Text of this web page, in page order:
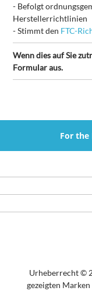
- Befolgt
Herstellerrichtlinien
-Stimmt den FTC-
Wenn dies auf Sie
Formular aus.
For the
Urheberrecht ©
gezeigten